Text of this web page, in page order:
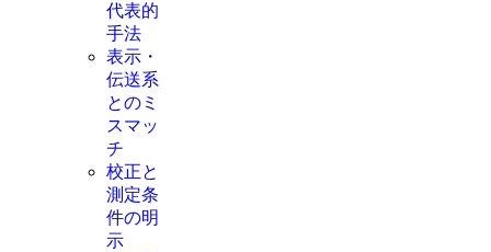
代表的
手法
表示・
伝送系
とのミ
スマッ
チ
校正と
測定条
件の明
示